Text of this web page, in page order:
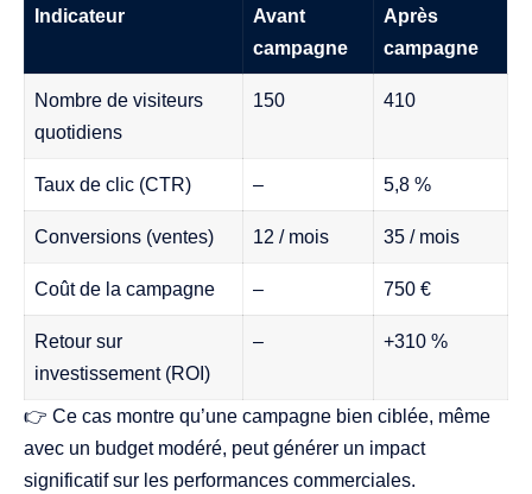
Indicateur
Avant
campagne
Après
campagne
Nombre de visiteurs
quotidiens
150 410
Taux de clic (CTR) – 5,8 %
Conversions (ventes) 12 / mois 35 / mois
Coût de la campagne – 750 €
Retour sur
investissement (ROI)
– +310 %
👉 Ce cas montre qu’une campagne bien ciblée, même
avec un budget modéré, peut générer un impact
significatif sur les performances commerciales.